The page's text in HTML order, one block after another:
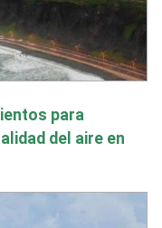
para
del aire en